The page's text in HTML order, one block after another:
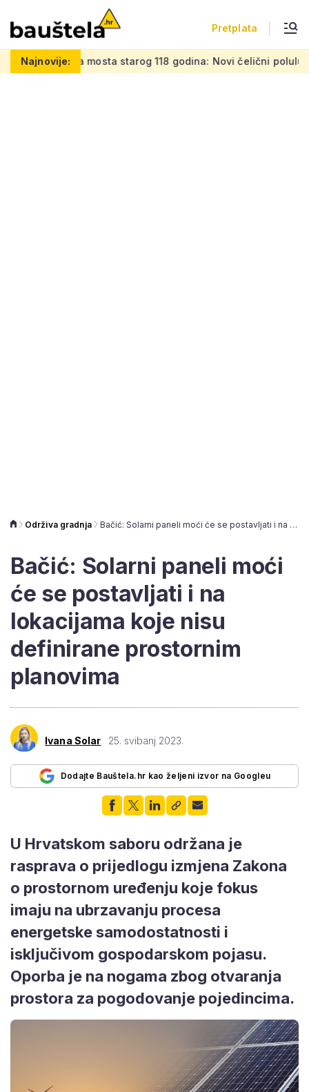
Pretplata
Najnovije:
starog 118 godina: Novi čelični poluluk lebdi nad
Održiva gradnja Bačić: Solarni paneli moći će se postavljati i na lokacijama koje nisu definirane prostornim planovima
Bačić: Solarni paneli moći
će se postavljati i na
lokacijama koje nisu
definirane prostornim
planovima
Ivana Solar 25. svibanj 2023.
Dodajte Bauštela.hr kao željeni izvor na Googleu
U Hrvatskom saboru održana je
rasprava o prijedlogu izmjena Zakona
o prostornom uređenju koje fokus
imaju na ubrzavanju procesa
energetske samodostatnosti i
isključivom gospodarskom pojasu.
Oporba je na nogama zbog otvaranja
prostora za pogodovanje pojedincima.